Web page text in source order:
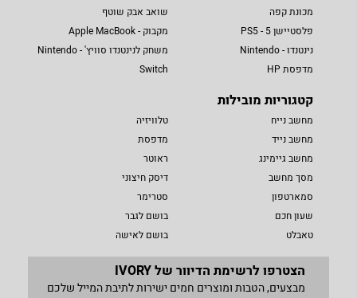
מכונת קפה
פלסטיישן 5 - PS5
נינטנדו - Nintendo
מדפסת HP
שואב אבק שוטף
מקבוק - Apple MacBook
משחק לנינטנדו סוויץ' - Nintendo
Switch
קטגוריות מובילות
מחשב נייח
מחשב נייד
מחשב גיימינג
מסך מחשב
סמארטפון
שעון חכם
טאבלט
טלוויזיה
מדפסת
ראוטר
דיסק חיצוני
סטרימר
בושם לגבר
בושם לאישה
הצטרפו לרשימת הדיוור של IVORY
מבצעים, הטבות ומוצרים חמים ישירות לתיבת המייל שלכם